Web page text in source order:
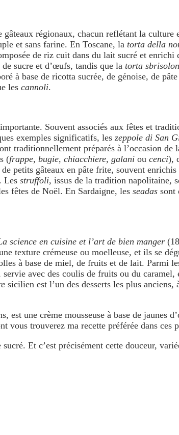
gâteaux régionaux, chacun reflétant la
et sans farine. En Toscane, la torta della
de riz cuit dans du lait sucré et
sucre et d’œufs, tandis que la torta
à base de ricotta sucrée, de génoise, de
les cannoli.
Souvent associés aux fêtes et
exemples significatifs, les zeppole di San
traditionnellement préparés à l’occasion
(frappe, bugie, chiacchiere, galani ou cenci),
petits gâteaux en pâte frite, souvent
Les struffoli, issus de la tradition napolitaine,
fêtes de Noël. En Sardaigne, les seadas sont
science en cuisine et l’art de bien manger
texture crémeuse ou moelleuse, et ils se
à base de miel, de fruits et de lait. Parmi
avec des coulis de fruits ou du caramel,
sicilien est l’un des desserts les plus
est une crème mousseuse à base de
vous trouverez ma recette préférée dans ces
Et c’est précisément cette douceur,